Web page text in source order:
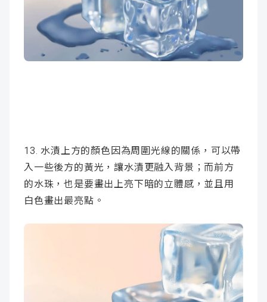
13. 水漬上方的顏色因為周圍光線的關係，可以帶
入一些後方的黃光，讓水漬更融入背景；而前方
的水珠，也是要畫出上亮下暗的立體感，並且用
白色畫出最亮點。